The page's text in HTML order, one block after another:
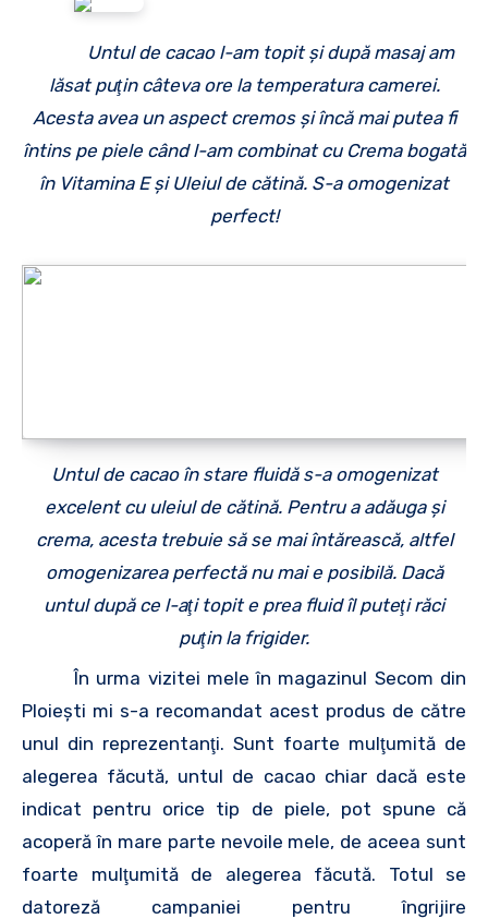
Untul de cacao l-am topit şi după masaj am
lăsat puţin câteva ore la temperatura camerei.
Acesta avea un aspect cremos şi încă mai putea fi
întins pe piele când l-am combinat cu Crema bogată
în Vitamina E şi Uleiul de cătină. S-a omogenizat
perfect!
Untul de cacao în stare fluidă s-a omogenizat
excelent cu uleiul de cătină. Pentru a adăuga şi
crema, acesta trebuie să se mai întărească, altfel
omogenizarea perfectă nu mai e posibilă. Dacă
untul după ce l-aţi topit e prea fluid îl puteţi răci
puţin la frigider.
În urma vizitei mele în magazinul Secom din
Ploieşti mi s-a recomandat acest produs de către
unul din reprezentanţi. Sunt foarte mulţumită de
alegerea făcută, untul de cacao chiar dacă este
indicat pentru orice tip de piele, pot spune că
acoperă în mare parte nevoile mele, de aceea sunt
foarte mulţumită de alegerea făcută. Totul se
datoreză campaniei pentru îngrijire